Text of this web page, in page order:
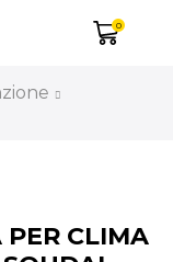
0
PER CLIMA